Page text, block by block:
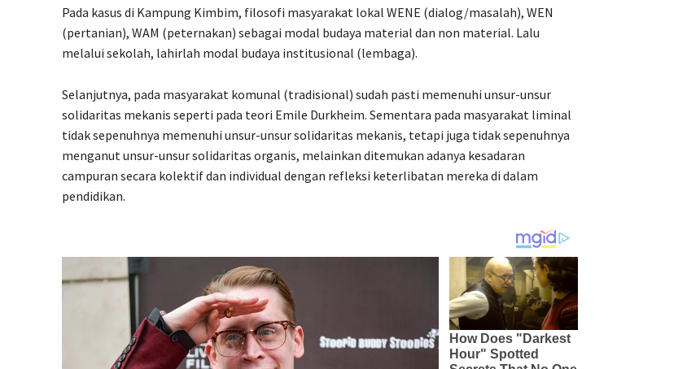
Pada kasus di Kampung Kimbim, filosofi masyarakat lokal WENE (dialog/masalah), WEN
(pertanian), WAM (peternakan) sebagai modal budaya material dan non material. Lalu
melalui sekolah, lahirlah modal budaya institusional (lembaga).
Selanjutnya, pada masyarakat komunal (tradisional) sudah pasti memenuhi unsur-unsur
solidaritas mekanis seperti pada teori Emile Durkheim. Sementara pada masyarakat liminal
tidak sepenuhnya memenuhi unsur-unsur solidaritas mekanis, tetapi juga tidak sepenuhnya
menganut unsur-unsur solidaritas organis, melainkan ditemukan adanya kesadaran
campuran secara kolektif dan individual dengan refleksi keterlibatan mereka di dalam
pendidikan.